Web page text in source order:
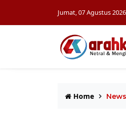
Jumat, 07 Agustus 2026
Home News